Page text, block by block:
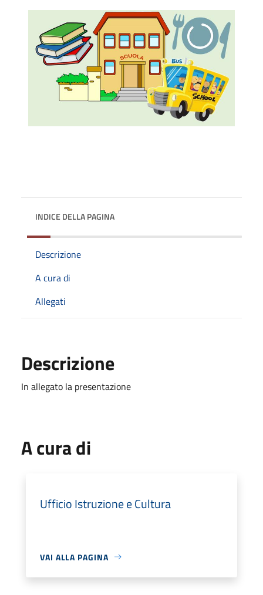
INDICE DELLA PAGINA
Descrizione
A cura di
Allegati
Descrizione
In allegato la presentazione
A cura di
Ufficio Istruzione e Cultura
VAI ALLA PAGINA